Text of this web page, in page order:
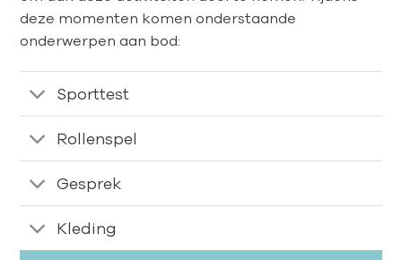
deze momenten komen onderstaande
onderwerpen aan bod:
Sporttest
Rollenspel
Gesprek
Kleding